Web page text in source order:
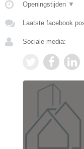
Openingstijden ▼
Laatste facebook
Sociale media: